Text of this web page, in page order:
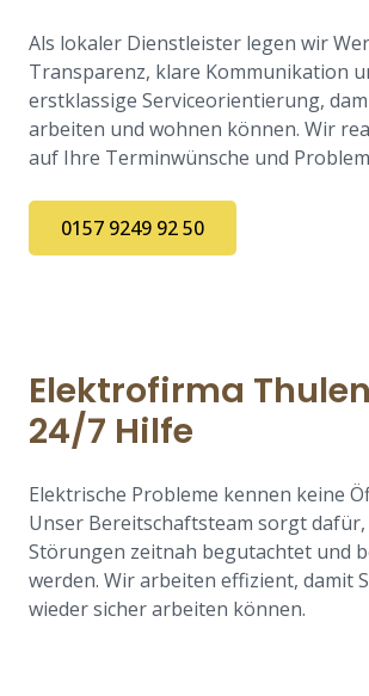
Als lokaler Dienstleister legen wir
Transparenz, klare Kommunikation
erstklassige Serviceorientierung,
arbeiten und wohnen können. Wir
auf Ihre Terminwünsche und
0157 9249 92 50
Elektrofirma
24/7 Hilfe
Elektrische Probleme kennen keine
Unser Bereitschaftsteam sorgt dafür,
Störungen zeitnah begutachtet und
werden. Wir arbeiten effizient, damit
wieder sicher arbeiten können.